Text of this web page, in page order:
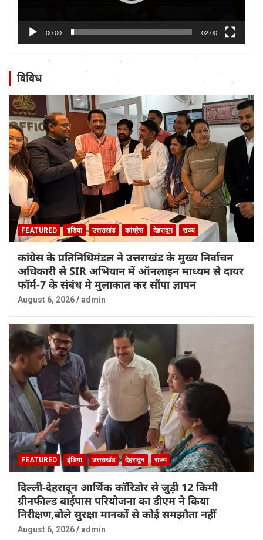
00:00 02:00
विविध
FEATURED इंडिया उत्तराखंड कांग्रेस देहरादून राज्य
कांग्रेस के प्रतिनिधिमंडल ने उत्तराखंड के मुख्य निर्वाचन
अधिकारी से SIR अभियान में ऑनलाइन माध्यम से दायर
फॉर्म-7 के संबंध मे मुलाकात कर सौंपा ज्ञापन
August 6, 2026 admin
FEATURED इंडिया उत्तराखंड देहरादून राज्य
दिल्ली-देहरादून आर्थिक कॉरिडोर से जुड़ी 12 किमी
ग्रीनफील्ड बाईपास परियोजना का डीएम ने किया
निरीक्षण,बोले सुरक्षा मानकों से कोई समझौता नहीं
August 6, 2026 admin